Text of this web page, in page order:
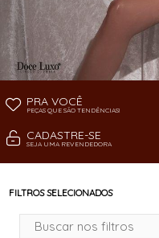
PRA VOCÊ
PEÇAS QUE SÃO TENDÊNCIAS!
CADASTRE-SE
SEJA UMA REVENDEDORA
FILTROS SELECIONADOS